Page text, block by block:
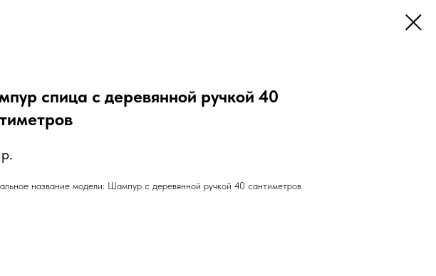
спица с деревянной ручкой 40
р.
название модели: Шампур с деревянной ручкой 40 сантиметров